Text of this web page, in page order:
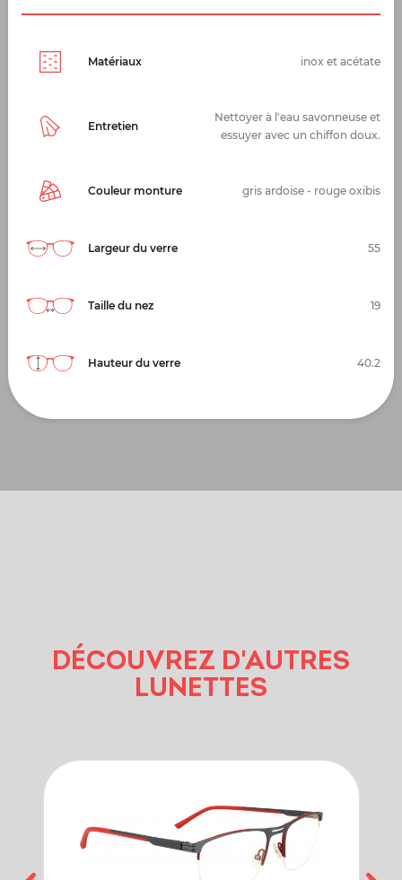
Matériaux inox et acétate
Entretien
Nettoyer à l'eau savonneuse et
essuyer avec un chiffon doux.
Couleur monture gris ardoise - rouge oxibis
Largeur du verre 55
Taille du nez 19
Hauteur du verre 40.2
DÉCOUVREZ D'AUTRES
LUNETTES